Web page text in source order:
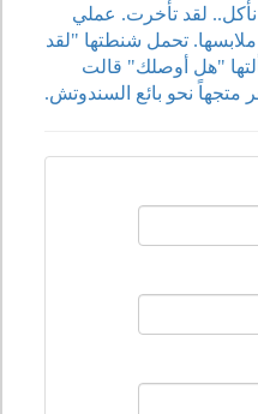
لقد تأخرت. عملي
تحمل شنطتها "لقد
"هل أوصلك" قالت
متجهاً نحو بائع السندوتش.